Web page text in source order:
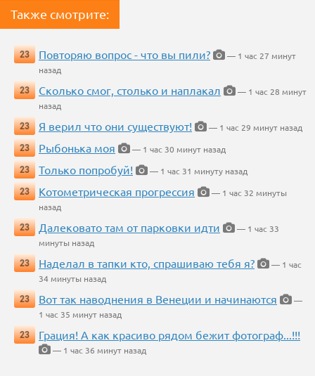
Также смотрите:
23 Повторяю вопрос - что вы пили?
— 1 час 27 минут
назад
23
Сколько смог, столько и наплакал
— 1 час 28 минут
назад
23
Я верил что они существуют!
— 1 час 29 минут назад
23
Рыбонька моя
— 1 час 30 минут назад
23
Только попробуй!
— 1 час 31 минуту назад
23
Котометрическая прогрессия
— 1 час 32 минуты
назад
23
Далековато там от парковки идти
— 1 час 33
минуты назад
23
Наделал в тапки кто, спрашиваю тебя я?
— 1 час
34 минуты назад
23
Вот так наводнения в Венеции и начинаются
—
1 час 35 минут назад
23
Грация! А как красиво рядом бежит фотограф...!!!
— 1 час 36 минут назад